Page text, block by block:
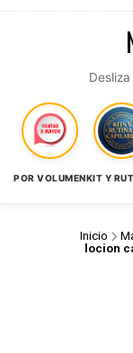
POR VOLUMENKIT Y
Inicio
locion